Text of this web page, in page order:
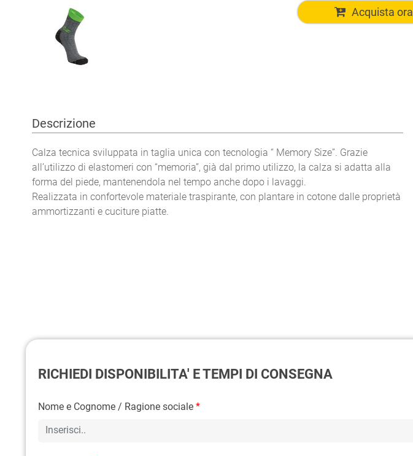
Acquista ora
Descrizione
Calza tecnica sviluppata in taglia unica con tecnologia “ Memory Size”. Grazie
all’utilizzo di elastomeri con “memoria”, già dal primo utilizzo, la calza si adatta alla
forma del piede, mantenendola nel tempo anche dopo i lavaggi.
Realizzata in confortevole materiale traspirante, con plantare in cotone dalle proprietà
ammortizzanti e cuciture piatte.
RICHIEDI DISPONIBILITA' E TEMPI DI CONSEGNA
Nome e Cognome / Ragione sociale *